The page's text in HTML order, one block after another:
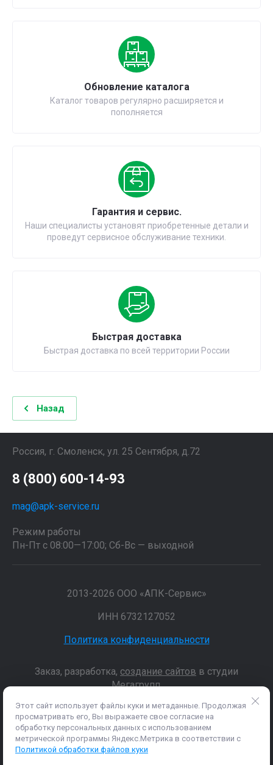
Обновление каталога
Каталог товаров регулярно расширяется и
пополняется
Гарантия и сервис.
Наши специалисты установят приобретенные детали и
проведут сервисное обслуживание техники.
Быстрая доставка
Быстрая доставка по всей территории России
Назад
Россия, г. Смоленск, ул. 25 Сентября, д.72
8 (800) 600-14-93
mag@apk-service.ru
Режим работы
Пн-Пт с 08:00—17:00; Сб-Вс — выходной
2013-2026 ООО «АПК-Сервис»
ИНН 6732127052
Политика конфиденциальности
Заказ, разработка, создание сайтов в студии
Мегагрупп.
Данные о товарах и услугах, включая цены и технические
характеристики, представленные на сайте, не являются
публичной офертой, определяемой положениями Статьи 437 (2)
ГК РФ, а носят исключительно информационный характер. Для
Этот сайт использует файлы куки и метаданные. Продолжая
просматривать его, Вы выражаете свое согласие на
обработку персональных данных с использованием
метрической программы Яндекс.Метрика в соответствии с
Политикой обработки файлов куки